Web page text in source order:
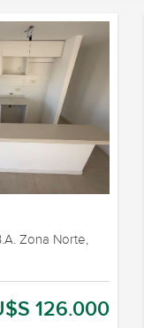
Zona Norte,
126.000